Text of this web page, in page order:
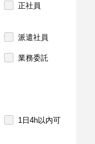
正社員
派遣社員
業務委託
1日4h以内可